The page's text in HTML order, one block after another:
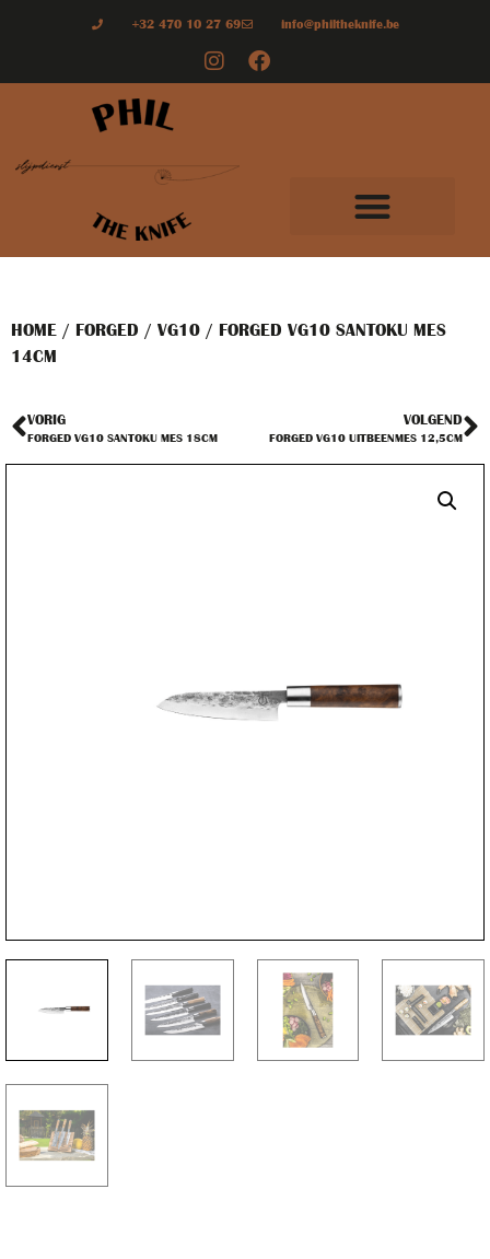
+32 470 10 27 69 info@philtheknife.be
HOME / FORGED / VG10 / FORGED VG10 SANTOKU MES
14CM
VORIG
FORGED VG10 SANTOKU MES 18CM
VOLGEND
FORGED VG10 UITBEENMES 12,5CM